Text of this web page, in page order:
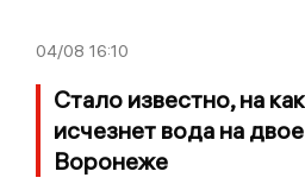
04/08 16:10
Стало известно, на
исчезнет вода на
Воронеже